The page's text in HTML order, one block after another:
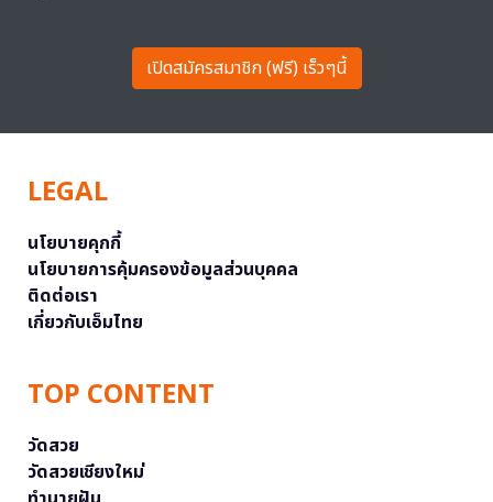
เปิดสมัครสมาชิก (ฟรี) เร็วๆนี้
LEGAL
นโยบายคุกกี้
นโยบายการคุ้มครองข้อมูลส่วนบุคคล
ติดต่อเรา
เกี่ยวกับเอ็มไทย
TOP CONTENT
วัดสวย
วัดสวยเชียงใหม่